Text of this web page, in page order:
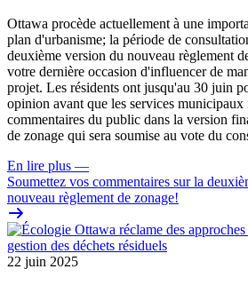
Ottawa procède actuellement à une
plan d'urbanisme; la période de
deuxième version du nouveau règlement
votre dernière occasion d'influencer de
projet. Les résidents ont jusqu'au 30 juin
opinion avant que les services municipaux
commentaires du public dans la version
de zonage qui sera soumise au vote du
En lire plus —
Soumettez vos commentaires sur la
nouveau règlement de zonage!
22 juin 2025